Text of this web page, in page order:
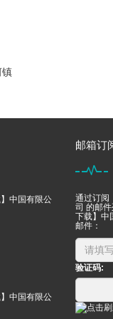
镇
中国有限公
中国有限公
邮箱订
通过订阅
司 的邮
下载】中
邮件：
验证码: